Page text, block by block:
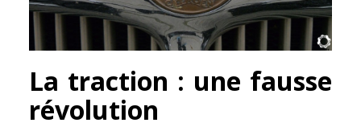
La traction : une fausse
révolution